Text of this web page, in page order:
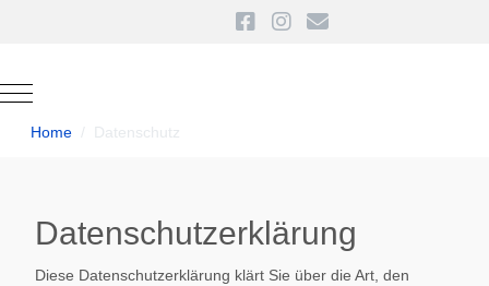
Mobile Menu Toggle
Home Datenschutz
Datenschutzerklärung
Diese Datenschutzerklärung klärt Sie über die Art, den